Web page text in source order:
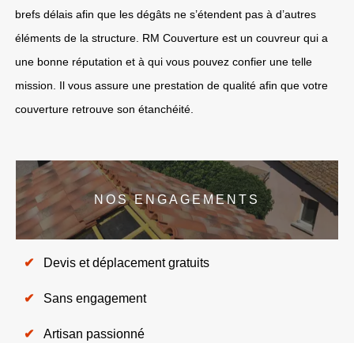
brefs délais afin que les dégâts ne s’étendent pas à d’autres
éléments de la structure. RM Couverture est un couvreur qui a
une bonne réputation et à qui vous pouvez confier une telle
mission. Il vous assure une prestation de qualité afin que votre
couverture retrouve son étanchéité.
NOS ENGAGEMENTS
Devis et déplacement gratuits
Sans engagement
Artisan passionné